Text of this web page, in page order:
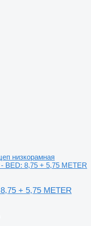
низкорамная
BED: 8,75 + 5,75 METER
+ 5,75 METER